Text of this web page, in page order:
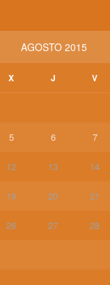
AGOSTO 2015
X J V
5 6 7
12 13 14
19 20 21
26 27 28